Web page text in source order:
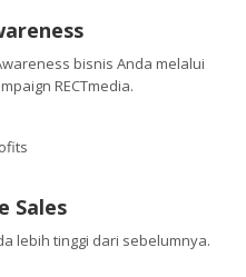
bisnis Anda melalui
RECTmedia.
Sales
lebih tinggi dari sebelumnya.